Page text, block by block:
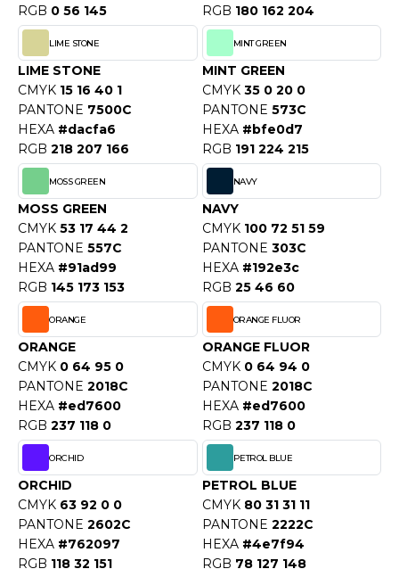
ONE TOWELLING
CITY
MILL
RGB 0 56 145
RGB 180 162 204
LIME STONE
LIME STONE
CMYK 15 16 40 1
PANTONE 7500C
HEXA #dacfa6
RGB 218 207 166
MINT GREEN
MINT GREEN
CMYK 35 0 20 0
PANTONE 573C
HEXA #bfe0d7
RGB 191 224 215
MOSS GREEN
MOSS GREEN
CMYK 53 17 44 2
PANTONE 557C
HEXA #91ad99
RGB 145 173 153
NAVY
NAVY
CMYK 100 72 51 59
PANTONE 303C
HEXA #192e3c
RGB 25 46 60
ORANGE
ORANGE
CMYK 0 64 95 0
PANTONE 2018C
HEXA #ed7600
RGB 237 118 0
ORANGE FLUOR
ORANGE FLUOR
CMYK 0 64 94 0
PANTONE 2018C
HEXA #ed7600
RGB 237 118 0
ORCHID
ORCHID
CMYK 63 92 0 0
PANTONE 2602C
HEXA #762097
RGB 118 32 151
PETROL BLUE
PETROL BLUE
CMYK 80 31 31 11
PANTONE 2222C
HEXA #4e7f94
RGB 78 127 148